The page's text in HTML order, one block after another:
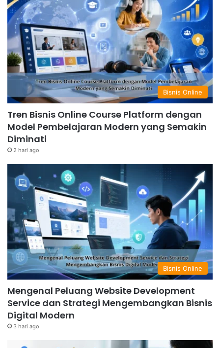
Bisnis Online
Tren Bisnis Online Course Platform dengan
Model Pembelajaran Modern yang Semakin
Diminati
2 hari ago
Bisnis Online
Mengenal Peluang Website Development
Service dan Strategi Mengembangkan Bisnis
Digital Modern
3 hari ago